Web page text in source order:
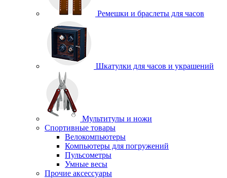
Ремешки и браслеты для часов
Шкатулки для часов и украшений
Мультитулы и ножи
Спортивные товары
Велокомпьютеры
Компьютеры для погружений
Пульсометры
Умные весы
Прочие аксессуары